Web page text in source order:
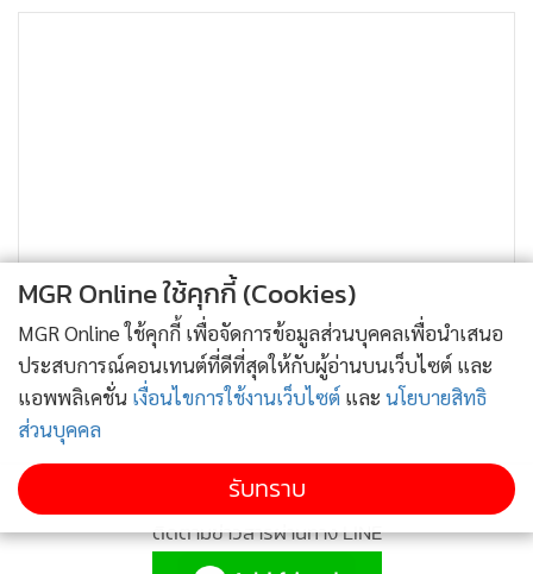
ติดตามข่าวสารผ่านทาง LINE
MGR Online ใช้คุกกี้ (Cookies)
MGR Online ใช้คุกกี้ เพื่อจัดการข้อมูลส่วนบุคคลเพื่อนำเสนอ
ประสบการณ์คอนเทนต์ที่ดีที่สุดให้กับผู้อ่านบนเว็บไซต์ และ
แอพพลิเคชั่น เงื่อนไขการใช้งานเว็บไซต์ และ นโยบายสิทธิ
ส่วนบุคคล
รับทราบ